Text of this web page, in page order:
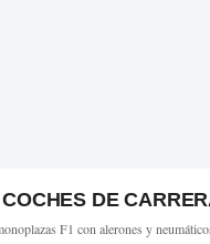
DE
F1 con alerones y